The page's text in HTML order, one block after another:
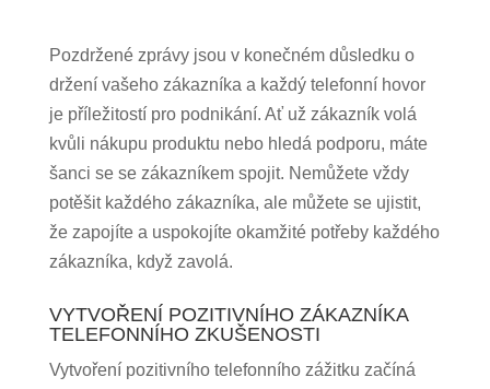
Pozdržené zprávy jsou v konečném důsledku o
držení vašeho zákazníka a každý telefonní hovor
je příležitostí pro podnikání. Ať už zákazník volá
kvůli nákupu produktu nebo hledá podporu, máte
šanci se se zákazníkem spojit. Nemůžete vždy
potěšit každého zákazníka, ale můžete se ujistit,
že zapojíte a uspokojíte okamžité potřeby každého
zákazníka, když zavolá.
VYTVOŘENÍ POZITIVNÍHO ZÁKAZNÍKA
TELEFONNÍHO ZKUŠENOSTI
Vytvoření pozitivního telefonního zážitku začíná